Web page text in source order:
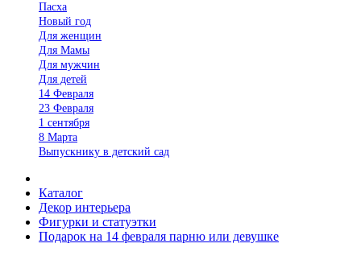
Пасха
Новый год
Для женщин
Для Мамы
Для мужчин
Для детей
14 Февраля
23 Февраля
1 сентября
8 Марта
Выпускнику в детский сад
Каталог
Декор интерьера
Фигурки и статуэтки
Подарок на 14 февраля парню или девушке